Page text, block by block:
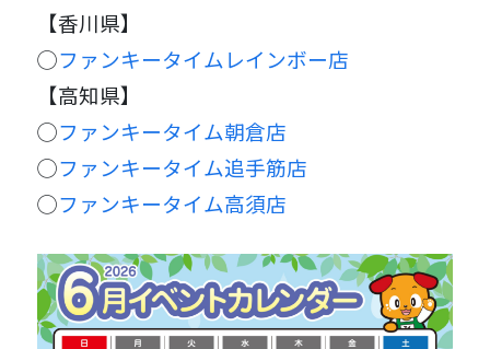
【香川県】
◯ファンキータイムレインボー店
【高知県】
◯ファンキータイム朝倉店
◯ファンキータイム追手筋店
◯ファンキータイム高須店